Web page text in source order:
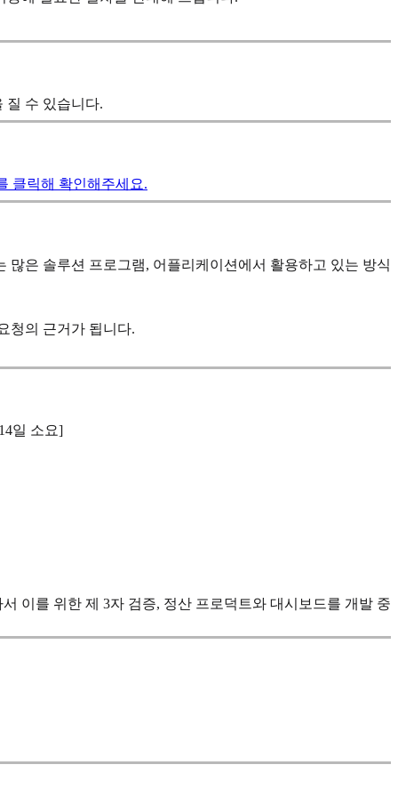
질 수 있습니다.
클릭해 확인해주세요.
은 솔루션 프로그램, 어플리케이션에서 활용하고 있는 방식
청의 근거가 됩니다.
일 소요]
이를 위한 제 3자 검증, 정산 프로덕트와 대시보드를 개발 중